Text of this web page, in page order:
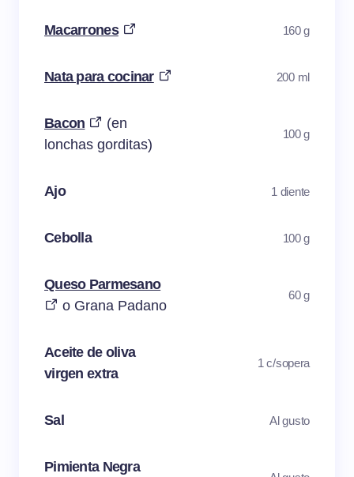
Macarrones 160 g
Nata para cocinar 200 ml
Bacon
(en
lonchas gorditas)
100 g
Ajo 1 diente
Cebolla 100 g
Queso Parmesano
o Grana Padano
60 g
Aceite de oliva
virgen extra
1 c/sopera
Sal Al gusto
Pimienta Negra